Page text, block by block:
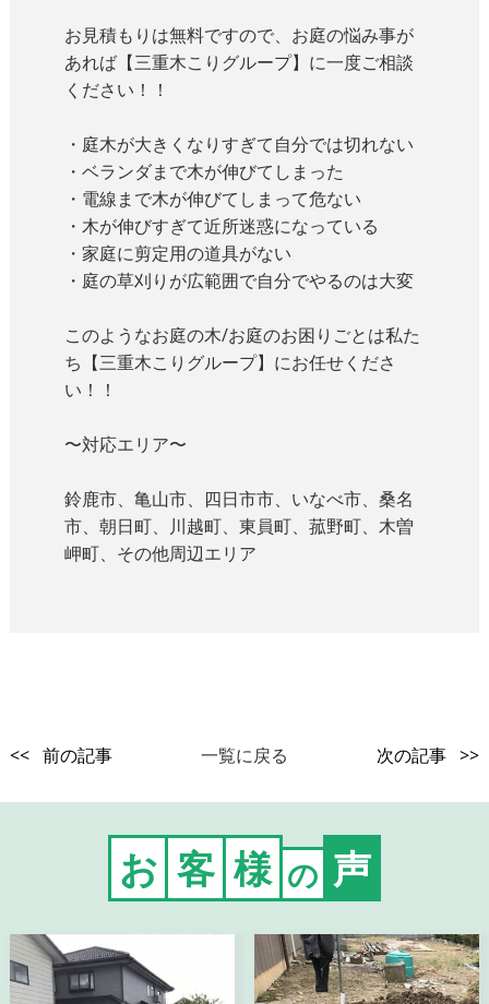
お見積もりは無料ですので、お庭の悩み事が
あれば【三重木こりグループ】に一度ご相談
ください！！
・庭木が大きくなりすぎて自分では切れない
・ベランダまで木が伸びてしまった
・電線まで木が伸びてしまって危ない
・木が伸びすぎて近所迷惑になっている
・家庭に剪定用の道具がない
・庭の草刈りが広範囲で自分でやるのは大変
このようなお庭の木/お庭のお困りごとは私た
ち【三重木こりグループ】にお任せくださ
い！！
〜対応エリア〜
鈴鹿市、亀山市、四日市市、いなべ市、桑名
市、朝日町、川越町、 東員町、菰野町、木曽
岬町、その他周辺エリア
<< 前の記事 一覧に戻る 次の記事 >>
お 客 様 の 声